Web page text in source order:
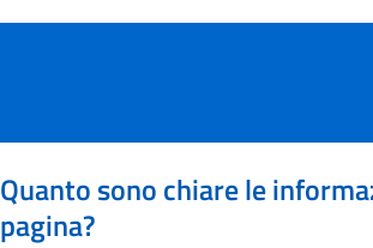
Quanto sono chiare le
pagina?